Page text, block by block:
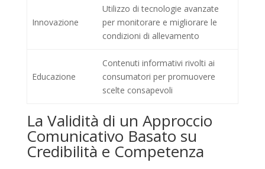
Innovazione
Utilizzo di tecnologie avanzate
per monitorare e migliorare le
condizioni di allevamento
Educazione
Contenuti informativi rivolti ai
consumatori per promuovere
scelte consapevoli
La Validità di un Approccio
Comunicativo Basato su
Credibilità e Competenza